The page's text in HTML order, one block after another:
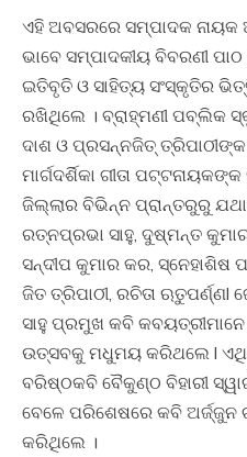
ଏହି ଅବସରରେ ସମ୍ପାଦକ ନାୟକ
ଭାବେ ସମ୍ପାଦକୀୟ ବିବରଣୀ
ଇତିବୃତି ଓ ସାହିତ୍ୟ ସଂସ୍କୃତିର
ରଖିଥିଲେ । ବ୍ରାହ୍ମଣୀ ପବ୍ଲିକ
ଦାଶ ଓ ପ୍ରସନ୍ନଜିତ୍
ମାର୍ଗଦର୍ଶିକା ଗୀତା
ଜିଲ୍ଲାର ବିଭିନ୍ନ ପ୍ରାନ୍ତରୁରୁ
ରତ୍ନପ୍ରଭା ସାହୁ, ଦୁଷ୍ମନ୍ତ କୁମାର
ସନ୍ଦୀପ କୁମାର କର, ସ୍ନେହାଶିଷ
ଜିତ ତ୍ରିପାଠୀ, ରଚିତା ଋତୁପର୍ଣ୍ଣl
ସାହୁ ପ୍ରମୁଖ କବି
ଉତ୍ସବକୁ ମଧୁମୟ କରିଥଲେ l
ବରିଷ୍ଠକବି ବୈକୁଣ୍ଠ ବିହାରୀ
ବେଳେ ପରିଶେଷରେ କବି ଅର୍ଜ୍ଜୁନ
କରିଥିଲେ ।